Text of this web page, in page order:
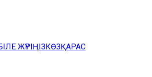
ЖҮРІҢІЗКӨЗҚАРАС